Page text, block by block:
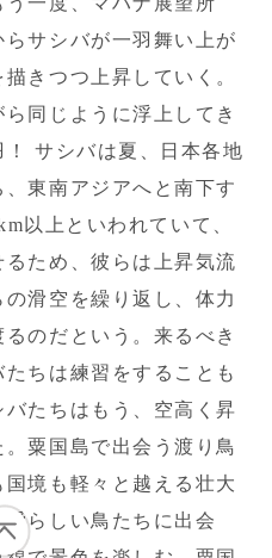
サシバが一羽舞い上が
きつつ上昇していく。
同じように浮上してき
サシバは夏、日本各地
東南アジアへと南下す
以上といわれていて、
ため、彼らは上昇気流
滑空を繰り返し、体力
のだという。来るべき
ちは練習をすることも
たちはもう、空高く昇
粟国島で出会う渡り鳥
境も軽々と越える壮大
らしい鳥たちに出会